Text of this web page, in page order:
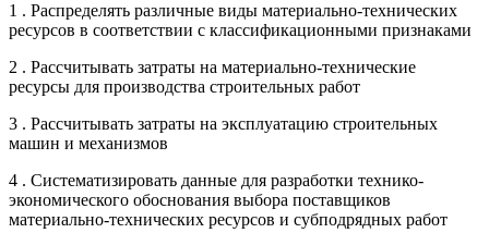
1 . Распределять различные виды материально-технических
ресурсов в соответствии с классификационными признаками
2 . Рассчитывать затраты на материально-технические
ресурсы для производства строительных работ
3 . Рассчитывать затраты на эксплуатацию строительных
машин и механизмов
4 . Систематизировать данные для разработки технико-
экономического обоснования выбора поставщиков
материально-технических ресурсов и субподрядных работ